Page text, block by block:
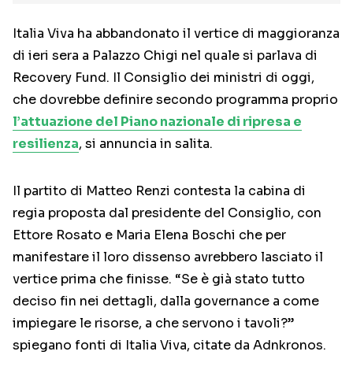
Italia Viva ha abbandonato il vertice di maggioranza
di ieri sera a Palazzo Chigi nel quale si parlava di
Recovery Fund. Il Consiglio dei ministri di oggi,
che dovrebbe definire secondo programma proprio
l’attuazione del Piano nazionale di ripresa e
resilienza, si annuncia in salita.
Il partito di Matteo Renzi contesta la cabina di
regia proposta dal presidente del Consiglio, con
Ettore Rosato e Maria Elena Boschi che per
manifestare il loro dissenso avrebbero lasciato il
vertice prima che finisse. “Se è già stato tutto
deciso fin nei dettagli, dalla governance a come
impiegare le risorse, a che servono i tavoli?”
spiegano fonti di Italia Viva, citate da Adnkronos.